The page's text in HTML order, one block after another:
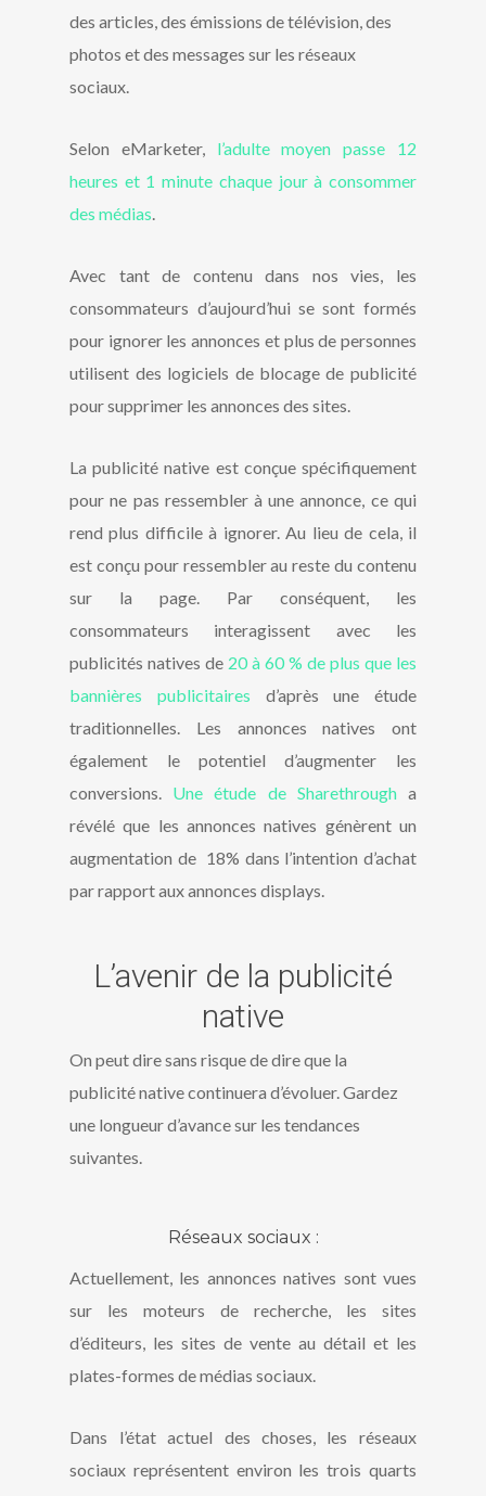
des articles, des émissions de télévision, des
photos et des messages sur les réseaux
sociaux.
Selon eMarketer, l’adulte moyen passe 12
heures et 1 minute chaque jour à consommer
des médias.
Avec tant de contenu dans nos vies, les
consommateurs d’aujourd’hui se sont formés
pour ignorer les annonces et plus de personnes
utilisent des logiciels de blocage de publicité
pour supprimer les annonces des sites.
La publicité native est conçue spécifiquement
pour ne pas ressembler à une annonce, ce qui
rend plus difficile à ignorer. Au lieu de cela, il
est conçu pour ressembler au reste du contenu
sur la page. Par conséquent, les
consommateurs interagissent avec les
publicités natives de 20 à 60 % de plus que les
bannières publicitaires d’après une étude
traditionnelles. Les annonces natives ont
également le potentiel d’augmenter les
conversions. Une étude de Sharethrougha
révélé que les annonces natives génèrent un
augmentation de 18% dans l’intention d’achat
par rapport aux annonces displays.
L’avenir de la publicité
native
On peut dire sans risque de dire que la
publicité native continuera d’évoluer. Gardez
une longueur d’avance sur les tendances
suivantes.
Réseaux sociaux :
Actuellement, les annonces natives sont vues
sur les moteurs de recherche, les sites
d’éditeurs, les sites de vente au détail et les
plates-formes de médias sociaux.
Dans l’état actuel des choses, les réseaux
sociaux représentent environ les trois quarts